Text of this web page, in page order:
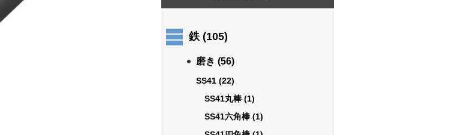
鉄 (105)
磨き (56)
SS41 (22)
SS41丸棒 (1)
SS41六角棒 (1)